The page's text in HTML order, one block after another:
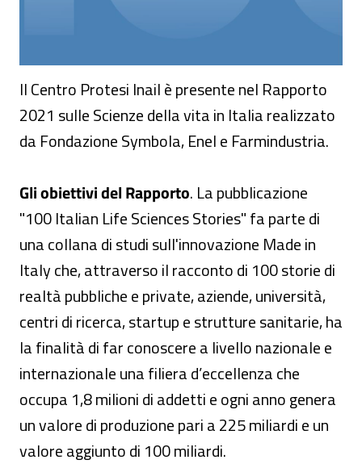
Il Centro Protesi Inail è presente nel Rapporto
2021 sulle Scienze della vita in Italia realizzato
da Fondazione Symbola, Enel e Farmindustria.
Gli obiettivi del Rapporto. La pubblicazione
"100 Italian Life Sciences Stories" fa parte di
una collana di studi sull'innovazione Made in
Italy che, attraverso il racconto di 100 storie di
realtà pubbliche e private, aziende, università,
centri di ricerca, startup e strutture sanitarie, ha
la finalità di far conoscere a livello nazionale e
internazionale una filiera d’eccellenza che
occupa 1,8 milioni di addetti e ogni anno genera
un valore di produzione pari a 225 miliardi e un
valore aggiunto di 100 miliardi.